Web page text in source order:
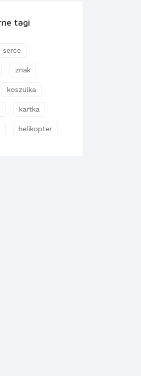
tagi
serce
znak
koszulka
kartka
helikopter